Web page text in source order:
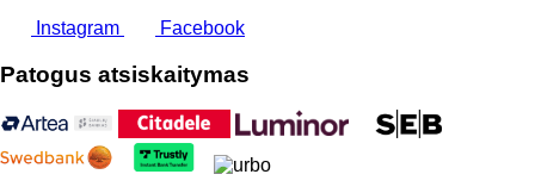
Instagram Facebook
Patogus atsiskaitymas